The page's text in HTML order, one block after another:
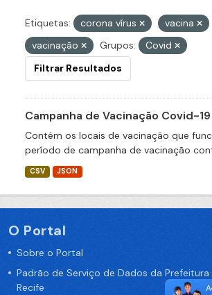
Etiquetas: corona vírus
vacina
vacinação
Grupos:
Covid
Filtrar Resultados
Campanha de Vacinação Covid-19
Contém os locais de vacinação que
período de campanha de vacinação
CSV JSON
O Portal
Sobre o Portal
Padrão de Serviço de Dados da
Recife